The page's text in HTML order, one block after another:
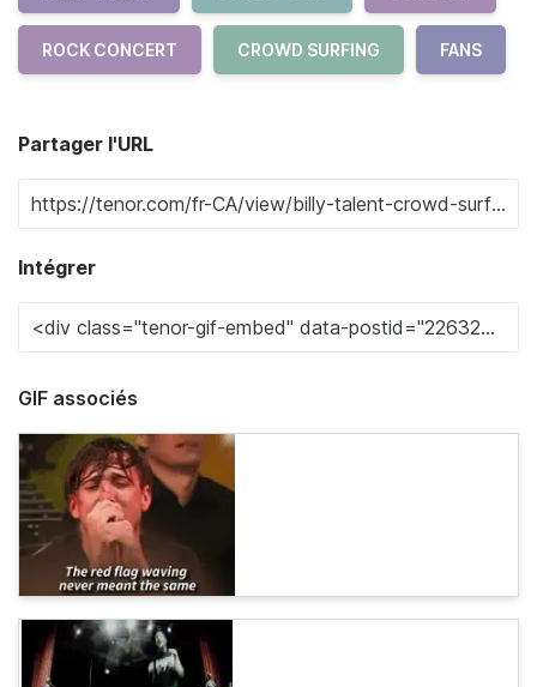
ROCK CONCERT CROWD SURFING FANS
Partager l'URL
Intégrer
GIF associés